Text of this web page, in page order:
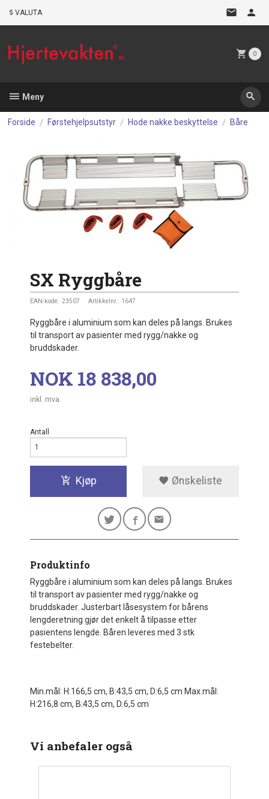
VALUTA
0
Meny
Forside Førstehjelpsutstyr Hode nakke beskyttelse Båre
SX Ryggbåre
EAN-kode: 23507 Artikkelnr.: 1647
Ryggbåre i aluminium som kan deles på langs. Brukes
til transport av pasienter med rygg/nakke og
bruddskader.
Pris
NOK 18 838,00
inkl. mva.
Antall
Kjøp Ønskeliste
Produktinfo
Ryggbåre i aluminium som kan deles på langs. Brukes
til transport av pasienter med rygg/nakke og
bruddskader. Justerbart låsesystem for bårens
lengderetning gjør det enkelt å tilpasse etter
pasientens lengde. Båren leveres med 3 stk
festebelter.
Min.mål: H:166,5 cm, B:43,5 cm, D:6,5 cm Max.mål:
H:216,8 cm, B:43,5 cm, D:6,5 cm
Vi anbefaler også